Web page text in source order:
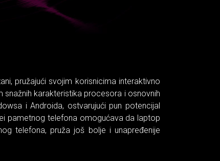
pružajući svojim korisnicima interaktivno
karakteristika procesora i osnovnih
i Androida, ostvarujući pun potencijal
pametnog telefona omogućava da laptop
telefona, pruža još bolje i unapređenije